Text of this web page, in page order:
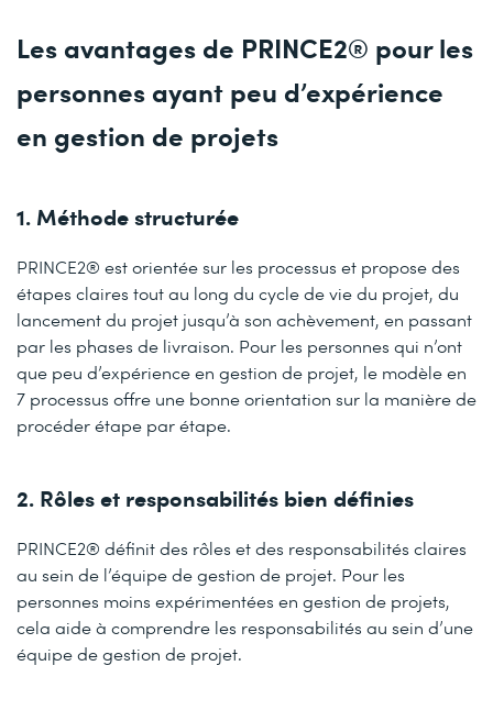
Les avantages de PRINCE2® pour les
personnes ayant peu d’expérience
en gestion de projets
1. Méthode structurée
PRINCE2® est orientée sur les processus et propose des
étapes claires tout au long du cycle de vie du projet, du
lancement du projet jusqu’à son achèvement, en passant
par les phases de livraison. Pour les personnes qui n’ont
que peu d’expérience en gestion de projet, le modèle en
7 processus offre une bonne orientation sur la manière de
procéder étape par étape.
2. Rôles et responsabilités bien définies
PRINCE2® définit des rôles et des responsabilités claires
au sein de l’équipe de gestion de projet. Pour les
personnes moins expérimentées en gestion de projets,
cela aide à comprendre les responsabilités au sein d’une
équipe de gestion de projet.